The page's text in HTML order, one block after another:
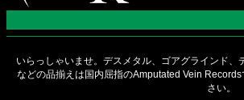
いらっしゃいませ。デスメタル、ゴアグラインド
などの品揃えは国内屈指のAmputated Vein
さい。